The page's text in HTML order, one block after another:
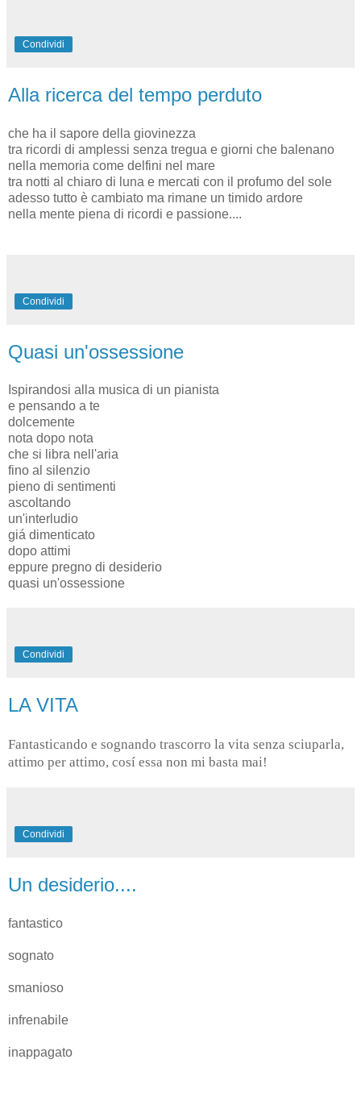
Condividi
Alla ricerca del tempo perduto
che ha il sapore della giovinezza
tra ricordi di amplessi senza tregua e giorni che balenano
nella memoria come delfini nel mare
tra notti al chiaro di luna e mercati con il profumo del sole
adesso tutto è cambiato ma rimane un timido ardore
nella mente piena di ricordi e passione....
Condividi
Quasi un'ossessione
Ispirandosi alla musica di un pianista
e pensando a te
dolcemente
nota dopo nota
che si libra nell'aria
fino al silenzio
pieno di sentimenti
ascoltando
un'interludio
giá dimenticato
dopo attimi
eppure pregno di desiderio
quasi un'ossessione
Condividi
LA VITA
Fantasticando e sognando trascorro la vita senza sciuparla,
attimo per attimo, cosí essa non mi basta mai!
Condividi
Un desiderio....
fantastico
sognato
smanioso
infrenabile
inappagato